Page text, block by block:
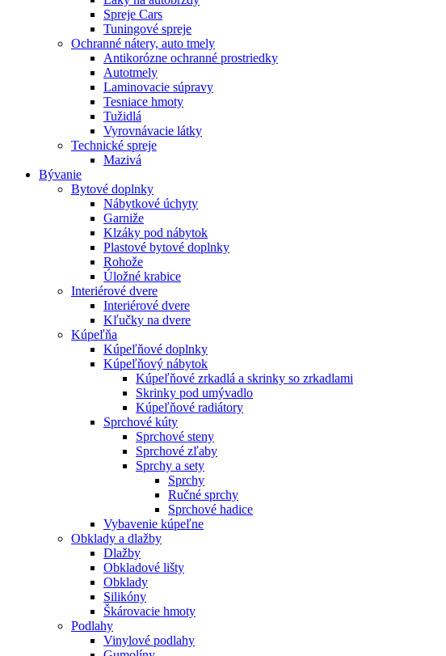
Spreje Cars
Tuningové spreje
Ochranné nátery, auto tmely
Antikorózne ochranné prostriedky
Autotmely
Laminovacie súpravy
Tesniace hmoty
Tužidlá
Vyrovnávacie látky
Technické spreje
Mazivá
Bývanie
Bytové doplnky
Nábytkové úchyty
Garniže
Klzáky pod nábytok
Plastové bytové doplnky
Rohože
Úložné krabice
Interiérové dvere
Interiérové dvere
Kľučky na dvere
Kúpeľňa
Kúpeľňové doplnky
Kúpeľňový nábytok
Kúpeľňové zrkadlá a skrinky so zrkadlami
Skrinky pod umývadlo
Kúpeľňové radiátory
Sprchové kúty
Sprchové steny
Sprchové zľaby
Sprchy a sety
Sprchy
Ručné sprchy
Sprchové hadice
Vybavenie kúpeľne
Obklady a dlažby
Dlažby
Obkladové lišty
Obklady
Silikóny
Škárovacie hmoty
Podlahy
Vinylové podlahy